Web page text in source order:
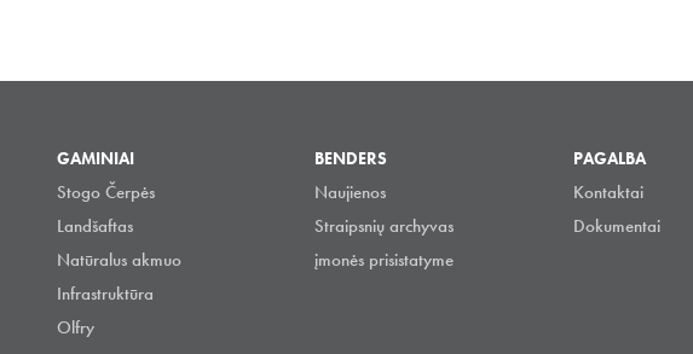
GAMINIAI
Stogo Čerpės
Landšaftas
Natūralus akmuo
Infrastruktūra
Olfry
BENDERS
Naujienos
Straipsnių archyvas
įmonės prisistatyme
PAGALBA
Kontaktai
Dokumentai